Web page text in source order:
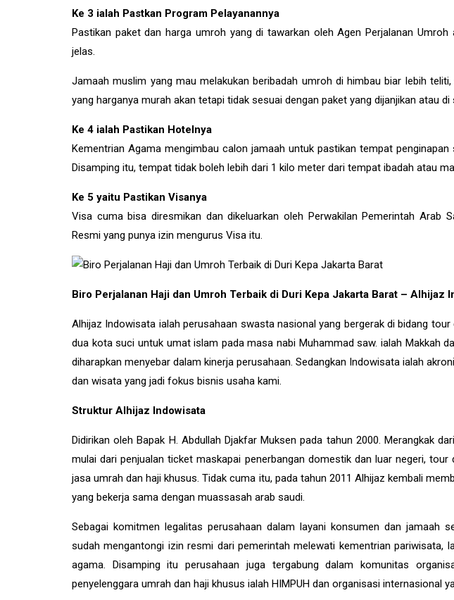
Ke 3 ialah Pastkan Program Pelayanannya
Pastikan paket dan harga umroh yang di tawarkan oleh Agen Perjalanan
jelas.
Jamaah muslim yang mau melakukan beribadah umroh di himbau biar lebih
yang harganya murah akan tetapi tidak sesuai dengan paket yang dijanjikan atau di
Ke 4 ialah Pastikan Hotelnya
Kementrian Agama mengimbau calon jamaah untuk pastikan tempat
Disamping itu, tempat tidak boleh lebih dari 1 kilo meter dari tempat ibadah atau
Ke 5 yaitu Pastikan Visanya
Visa cuma bisa diresmikan dan dikeluarkan oleh Perwakilan Pemerintah Arab
Resmi yang punya izin mengurus Visa itu.
Biro Perjalanan Haji dan Umroh Terbaik di Duri Kepa Jakarta Barat – Alhijaz
Alhijaz Indowisata ialah perusahaan swasta nasional yang bergerak di bidang
dua kota suci untuk umat islam pada masa nabi Muhammad saw. ialah Makkah
diharapkan menyebar dalam kinerja perusahaan. Sedangkan Indowisata ialah
dan wisata yang jadi fokus bisnis usaha kami.
Struktur Alhijaz Indowisata
Didirikan oleh Bapak H. Abdullah Djakfar Muksen pada tahun 2000. Merangkak
mulai dari penjualan ticket maskapai penerbangan domestik dan luar negeri,
jasa umrah dan haji khusus. Tidak cuma itu, pada tahun 2011 Alhijaz kembali
yang bekerja sama dengan muassasah arab saudi.
Sebagai komitmen legalitas perusahaan dalam layani konsumen dan jamaah
sudah mengantongi izin resmi dari pemerintah melewati kementrian pariwisata,
agama. Disamping itu perusahaan juga tergabung dalam komunitas
penyelenggara umrah dan haji khusus ialah HIMPUH dan organisasi internasional